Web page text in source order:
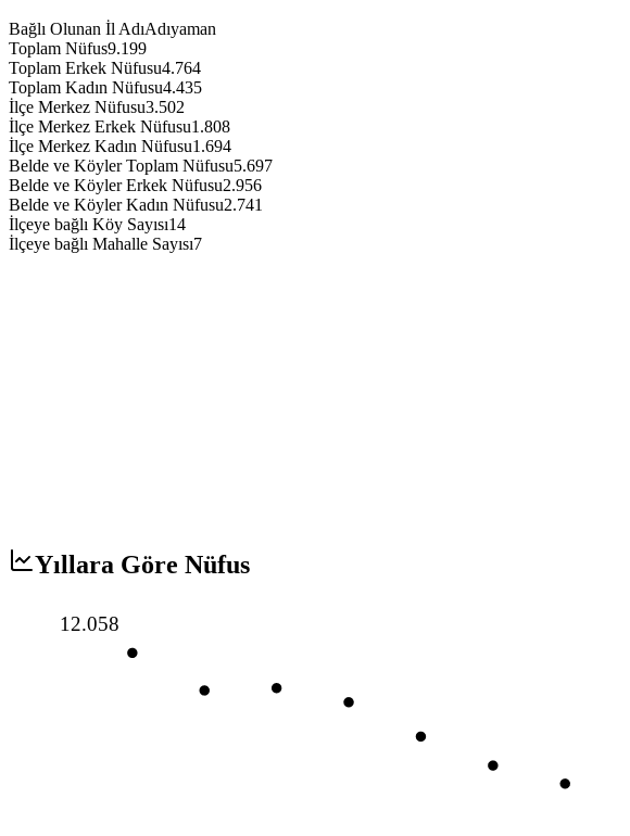
Bağlı Olunan İl AdıAdıyaman
Toplam Nüfus9.199
Toplam Erkek Nüfusu4.764
Toplam Kadın Nüfusu4.435
İlçe Merkez Nüfusu3.502
İlçe Merkez Erkek Nüfusu1.808
İlçe Merkez Kadın Nüfusu1.694
Belde ve Köyler Toplam Nüfusu5.697
Belde ve Köyler Erkek Nüfusu2.956
Belde ve Köyler Kadın Nüfusu2.741
İlçeye bağlı Köy Sayısı14
İlçeye bağlı Mahalle Sayısı7
Yıllara Göre Nüfus
12.058